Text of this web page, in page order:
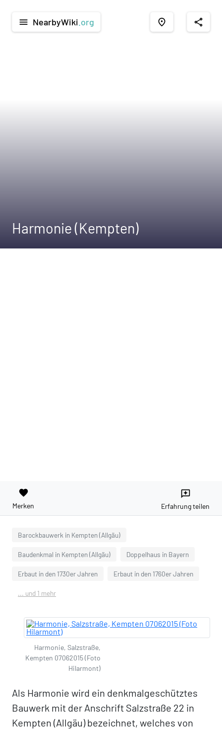
menu NearbyWiki .org place share
Harmonie (Kempten)
favorite
Merken
reviews
Erfahrung teilen
Barockbauwerk in Kempten (Allgäu)
Baudenkmal in Kempten (Allgäu) Doppelhaus in Bayern
Erbaut in den 1730er Jahren Erbaut in den 1760er Jahren
... und 1 mehr
Harmonie, Salzstraße,
Kempten 07062015 (Foto
Hilarmont)
Als Harmonie wird ein denkmalgeschütztes
Bauwerk mit der Anschrift Salzstraße 22 in
Kempten (Allgäu) bezeichnet, welches von